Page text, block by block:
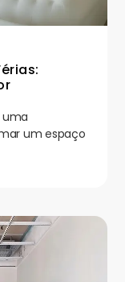
uma
um espaço